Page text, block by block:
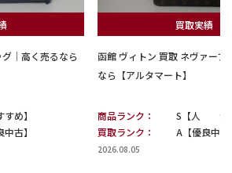
｜高く売るなら
め】
古】
買取実績
函館 ヴィトン 買取 ネヴァーフ
なら【アルタマート】
商品ランク：
S【人 気
買取ランク：
A【優良中古
2026.08.05